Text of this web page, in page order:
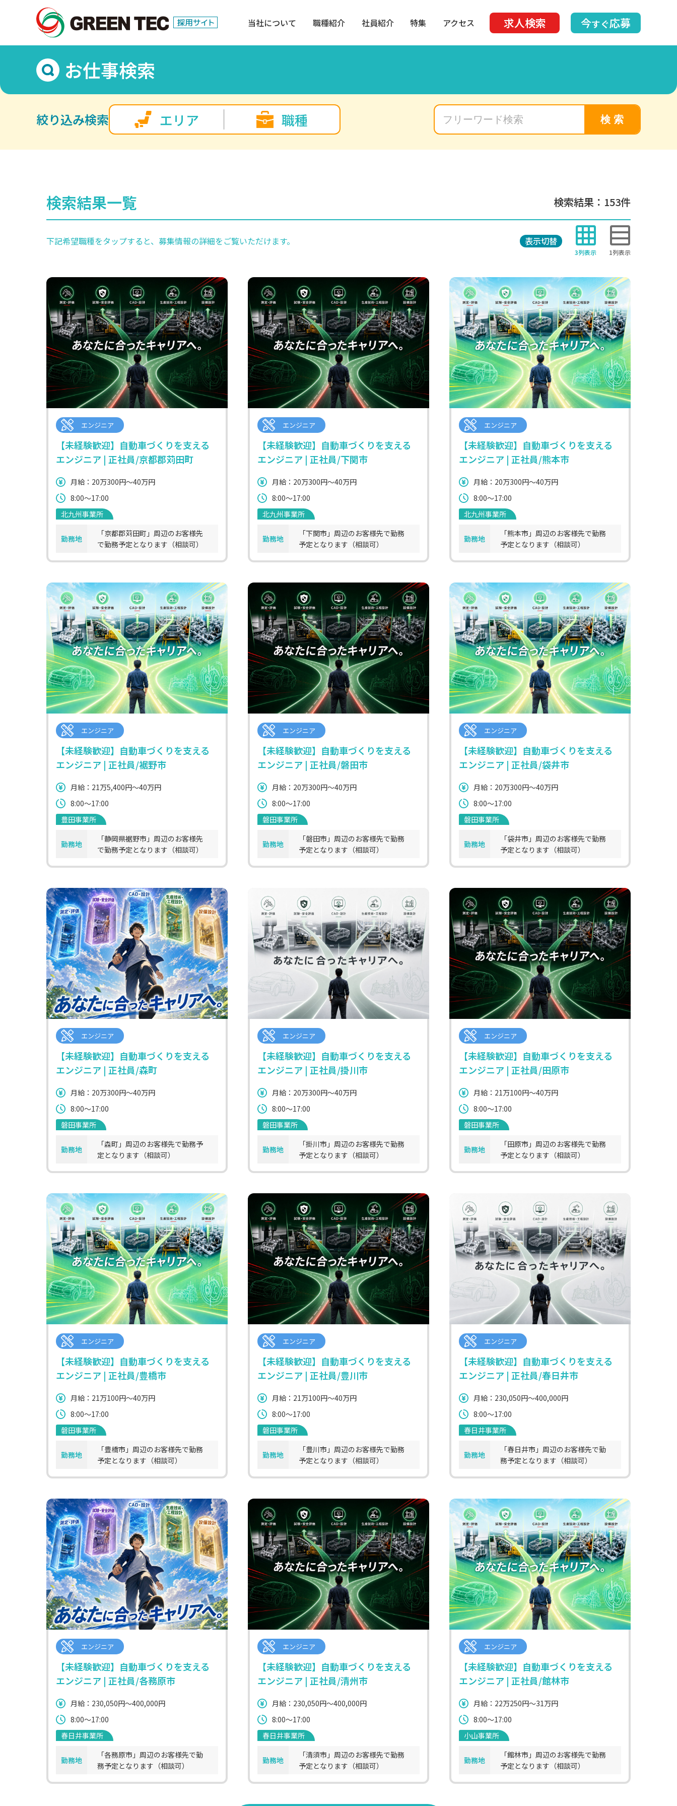
当社について 職種紹介 社員紹介 特集 アクセス 求人検索 今すぐ応募
お仕事検索
絞り込み検索 エリア 職種 検 索
検索結果一覧 検索結果：153件
下記希望職種をタップすると、募集情報の詳細をご覧いただけます。 表示切替
3列表示 1列表示
エンジニア
【未経験歓迎】自動車づくりを支える
エンジニア | 正社員/京都郡苅田町
月給：20万300円～40万円
8:00～17:00
北九州事業所
勤務地
「京都郡苅田町」周辺のお客様先
で勤務予定となります（相談可）
エンジニア
【未経験歓迎】自動車づくりを支える
エンジニア | 正社員/下関市
月給：20万300円～40万円
8:00～17:00
北九州事業所
勤務地
「下関市」周辺のお客様先で勤務
予定となります（相談可）
エンジニア
【未経験歓迎】自動車づくりを支える
エンジニア | 正社員/熊本市
月給：20万300円～40万円
8:00～17:00
北九州事業所
勤務地
「熊本市」周辺のお客様先で勤務
予定となります（相談可）
エンジニア
【未経験歓迎】自動車づくりを支える
エンジニア | 正社員/裾野市
月給：21万5,400円～40万円
8:00～17:00
豊田事業所
勤務地
「静岡県裾野市」周辺のお客様先
で勤務予定となります（相談可）
エンジニア
【未経験歓迎】自動車づくりを支える
エンジニア | 正社員/磐田市
月給：20万300円～40万円
8:00～17:00
磐田事業所
勤務地
「磐田市」周辺のお客様先で勤務
予定となります（相談可）
エンジニア
【未経験歓迎】自動車づくりを支える
エンジニア | 正社員/袋井市
月給：20万300円～40万円
8:00～17:00
磐田事業所
勤務地
「袋井市」周辺のお客様先で勤務
予定となります（相談可）
エンジニア
【未経験歓迎】自動車づくりを支える
エンジニア | 正社員/森町
月給：20万300円～40万円
8:00～17:00
磐田事業所
勤務地
「森町」周辺のお客様先で勤務予
定となります（相談可）
エンジニア
【未経験歓迎】自動車づくりを支える
エンジニア | 正社員/掛川市
月給：20万300円～40万円
8:00～17:00
磐田事業所
勤務地
「掛川市」周辺のお客様先で勤務
予定となります（相談可）
エンジニア
【未経験歓迎】自動車づくりを支える
エンジニア | 正社員/田原市
月給：21万100円～40万円
8:00～17:00
磐田事業所
勤務地
「田原市」周辺のお客様先で勤務
予定となります（相談可）
エンジニア
【未経験歓迎】自動車づくりを支える
エンジニア | 正社員/豊橋市
月給：21万100円～40万円
8:00～17:00
磐田事業所
勤務地
「豊橋市」周辺のお客様先で勤務
予定となります（相談可）
エンジニア
【未経験歓迎】自動車づくりを支える
エンジニア | 正社員/豊川市
月給：21万100円～40万円
8:00～17:00
磐田事業所
勤務地
「豊川市」周辺のお客様先で勤務
予定となります（相談可）
エンジニア
【未経験歓迎】自動車づくりを支える
エンジニア | 正社員/春日井市
月給：230,050円～400,000円
8:00～17:00
春日井事業所
勤務地
「春日井市」周辺のお客様先で勤
務予定となります（相談可）
エンジニア
【未経験歓迎】自動車づくりを支える
エンジニア | 正社員/各務原市
月給：230,050円～400,000円
8:00～17:00
春日井事業所
勤務地
「各務原市」周辺のお客様先で勤
務予定となります（相談可）
エンジニア
【未経験歓迎】自動車づくりを支える
エンジニア | 正社員/清州市
月給：230,050円～400,000円
8:00～17:00
春日井事業所
勤務地
「清須市」周辺のお客様先で勤務
予定となります（相談可）
エンジニア
【未経験歓迎】自動車づくりを支える
エンジニア | 正社員/館林市
月給：22万250円～31万円
8:00～17:00
小山事業所
勤務地
「館林市」周辺のお客様先で勤務
予定となります（相談可）